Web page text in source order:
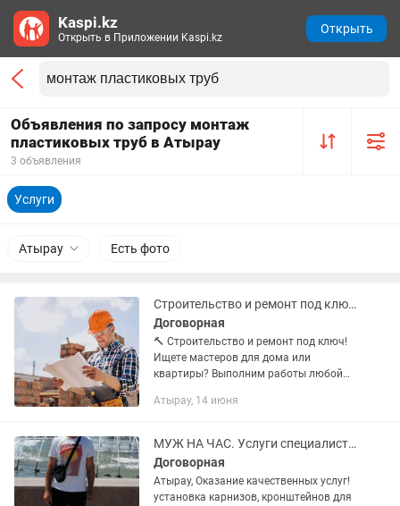
Объявления по запросу монтаж
пластиковых труб в Атырау
3 объявления
Услуги
Атырау Есть фото
Строительство и ремонт под ключ!
Договорная
🔨 Строительство и ремонт под ключ!
Ищете мастеров для дома или
квартиры? Выполним работы любой
Установка межкомнатных дверей,
Атырау, 14 июня
МУЖ НА ЧАС. Услуги специалиста. Гарантия качества!
Договорная
Атырау, Оказание качественных услуг!
установка карнизов, кронштейнов для
Kaspi.kz
Открыть в Приложении Kaspi.kz
Открыть